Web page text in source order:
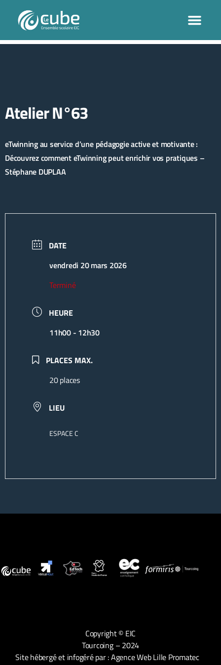
Atelier N°63
eTwinning au service d’une pédagogie active et motivante :
Découvrez comment eTwinning peut enrichir vos pratiques –
Stéphane DUPLAA
DATE
vendredi 20 mars 2026
Terminé
HEURE
11h00 - 12h30
PLACES MAX.
20 places
LIEU
ESPACE C
Copyright © EIC
Tourcoing – 2024
Site hébergé et infogéré par :Agence Web Lille Promatec